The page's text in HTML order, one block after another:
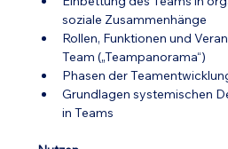
soziale Zusammenhänge
Rollen, Funktionen und
Team („Teampanorama“)
Phasen der
Grundlagen systemischen
in Teams